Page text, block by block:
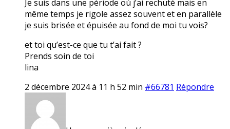
Je suis dans une période où j’ai rechuté mais en
même temps je rigole assez souvent et en parallèle
je suis brisée et épuisée au fond de moi tu vois?
et toi qu’est-ce que tu t’ai fait ?
Prends soin de toi
lina
2 décembre 2024 à 11 h 52 min #66781 Répondre